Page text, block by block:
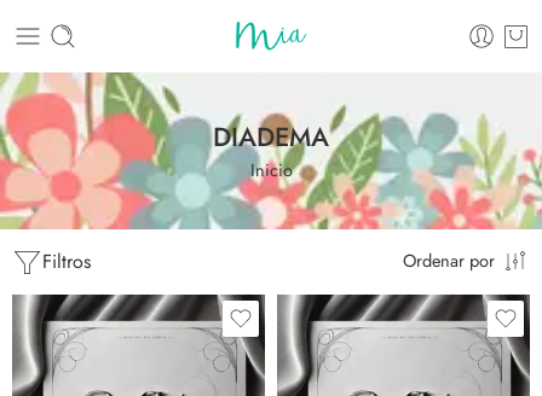
DIADEMA
Inicio
Filtros Ordenar por